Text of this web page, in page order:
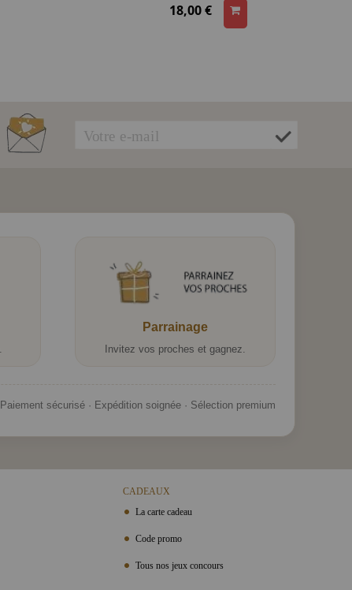
18,00 €
Parrainage
Invitez vos proches et gagnez.
Paiement sécurisé · Expédition soignée · Sélection premium
CADEAUX
La carte cadeau
Code promo
Tous nos jeux concours